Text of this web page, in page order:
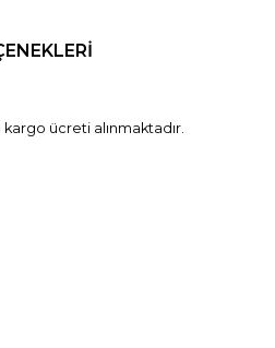
ücreti alınmaktadır.